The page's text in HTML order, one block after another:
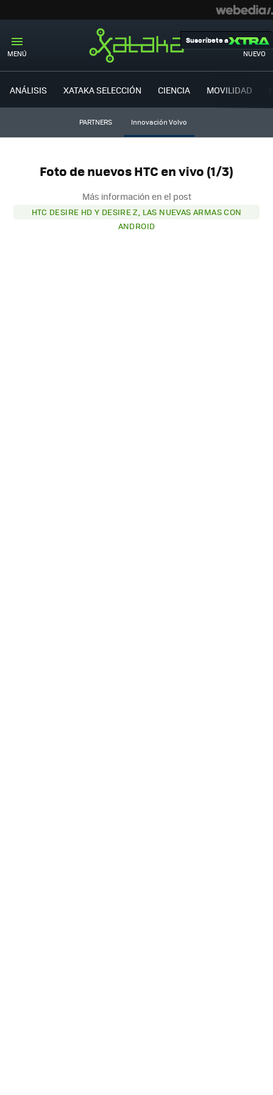
MENÚ NUEVO
Suscríbete a
ANÁLISIS XATAKA SELECCIÓN CIENCIA MOVILIDAD
PARTNERS Innovación Volvo
Foto de nuevos HTC en vivo (1/3)
Más información en el post
HTC DESIRE HD Y DESIRE Z, LAS NUEVAS ARMAS CON
ANDROID